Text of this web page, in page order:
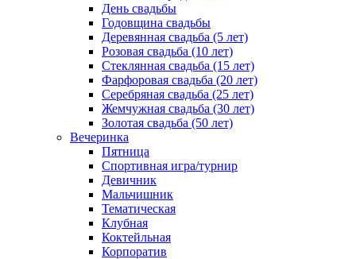
День свадьбы
Годовщина свадьбы
Деревянная свадьба (5 лет)
Розовая свадьба (10 лет)
Стеклянная свадьба (15 лет)
Фарфоровая свадьба (20 лет)
Серебряная свадьба (25 лет)
Жемчужная свадьба (30 лет)
Золотая свадьба (50 лет)
Вечеринка
Пятница
Спортивная игра/турнир
Девичник
Мальчишник
Тематическая
Клубная
Коктейльная
Корпоратив